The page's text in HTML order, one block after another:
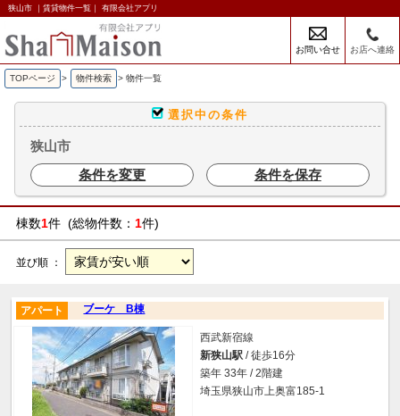
狭山市 ｜賃貸物件一覧｜ 有限会社アプリ
お問い合せ お店へ連絡
TOPページ > 物件検索 > 物件一覧
選択中の条件
狭山市
条件を変更
条件を保存
棟数1件 (総物件数： 1件)
並び順 ：
ブーケ B棟
アパート
西武新宿線
新狭山駅 / 徒歩16分
築年 33年 / 2階建
埼玉県狭山市上奥富185-1